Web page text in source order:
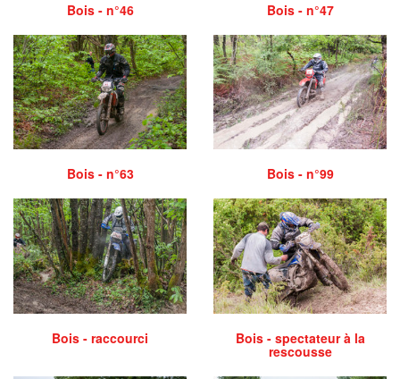
Bois - n°46 Bois - n°47
Bois - n°63 Bois - n°99
Bois - raccourci Bois - spectateur à la
rescousse